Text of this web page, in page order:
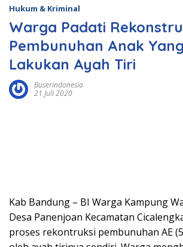
Hukum & Kriminal
Warga Padati
Pembunuhan Anak
Lakukan Ayah Tiri
Buserindonesia
21 Juli 2020
Kab Bandung – BI Warga Kampung
Desa Panenjoan Kecamatan
proses rekontruksi pembunuhan AE